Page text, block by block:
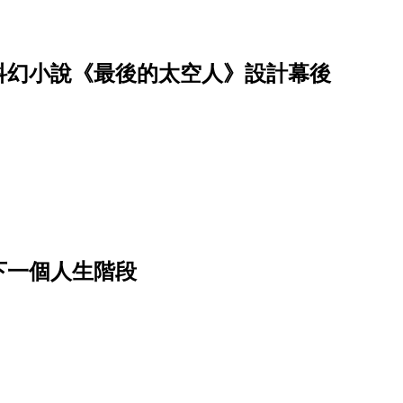
小說《最後的太空人》設計幕後
一個人生階段